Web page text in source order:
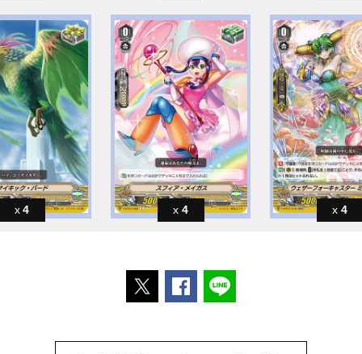
4 4 4
ポストするFacebookでシェアする